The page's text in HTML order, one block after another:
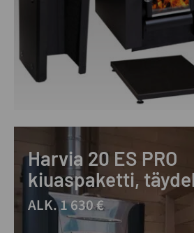
Harvia 20 ES PRO
kiuaspaketti,
ALK. 1 630 €